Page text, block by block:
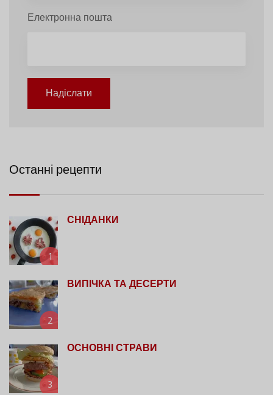
Електронна пошта
Надіслати
Останні рецепти
1
СНІДАНКИ
2
ВИПІЧКА ТА ДЕСЕРТИ
3
ОСНОВНІ СТРАВИ